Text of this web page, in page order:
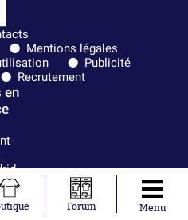
Mentions légales
Publicité
Recrutement
en
de
Forum Menu